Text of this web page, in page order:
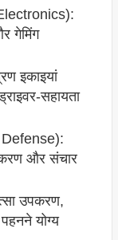
गेमिंग
इकाइयां
सहायता
Defense):
और संचार
उपकरण,
योग्य